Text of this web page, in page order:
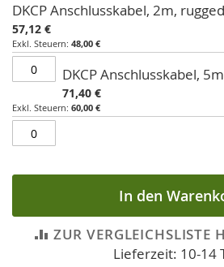
für
gruppiertes
Produkt
DKCP Anschlusskabel, 2m, rugged
57,12 €
48,00 €
DKCP Anschlusskabel,
71,40 €
60,00 €
In den
ZUR VERGLEICHSLISTE
Lieferzeit: 10-14